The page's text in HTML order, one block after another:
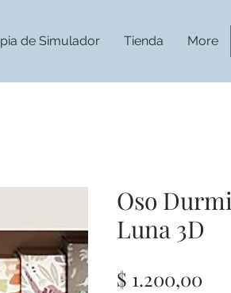
de Simulador Tienda More
Oso
Luna 3D
$ 1.200,00